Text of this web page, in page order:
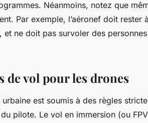
Néanmoins, notez que
Par exemple, l’aéronef doit rester
et ne doit pas survoler des
de vol pour les drones
est soumis à des règles
pilote. Le vol en immersion (ou